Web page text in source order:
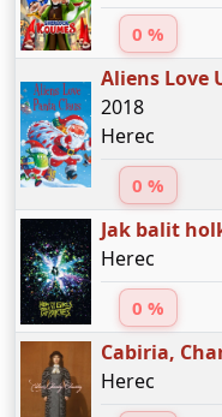
0 %
Aliens Love
2018
Herec
0 %
Jak balit
Herec
0 %
Cabiria,
Herec